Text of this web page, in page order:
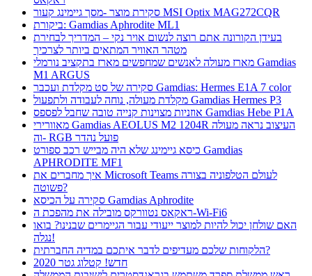
סקירת מוצר -מסך גיימינג קעור MSI Optix MAG272CQR
ביקורת: Gamdias Aphrodite ML1
בעידן הקורונה אתם רוצה לנשום אויר נקי – המדריך לבחירת
מטהר האוויר המתאים ביותר לצרכיך
מארז מעולה לאנשים שמחפשים מארז בתקציב נורמלי Gamdias
M1 ARGUS
סקירה של סט מקלדת ועכבר Gamdias: Hermes E1A 7 color
מקלדת מעולה, נוחה לעבודה ולתפעול Gamdias Hermes P3
אוזניות מצוינות קנייה טובה שחבל לפספס Gamdias Hebe P1A
מאוורירי Gamdias AEOLUS M2 1204R העיצוב נראה מעולה
וה- RGB פועל נהדר
כיסא גיימינג שלא היה מבייש רכב ספורט Gamdias
APHRODITE MF1
איך מחברים את Microsoft Teams לעולם הטלפוניה בצורה
פשוטה?
סקירה על הכיסא Gamdias Aphrodite
ראקאס נטוורקס מובילה את מהפכת ה-Wi-Fi6
האם שולחן יכול להיות למוצר ייעודי עבור הגיימרים שבנינו? בואו
נגלה!
הלקוחות שלכם מעדיפים לדבר איתכם במדיה החברתית?
חדש! קטלוג גטר 2020